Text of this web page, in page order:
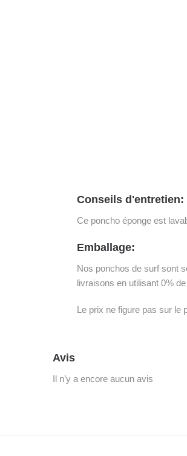
Conseils d'entretien:
Ce poncho éponge est
Emballage:
Nos ponchos de surf sont
livraisons en utilisant 0%
Le prix ne figure pas sur le
Avis
Il n’y a encore aucun avis